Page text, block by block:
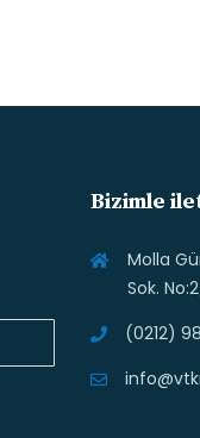
Bizimle
Molla
Sok.
(0212)